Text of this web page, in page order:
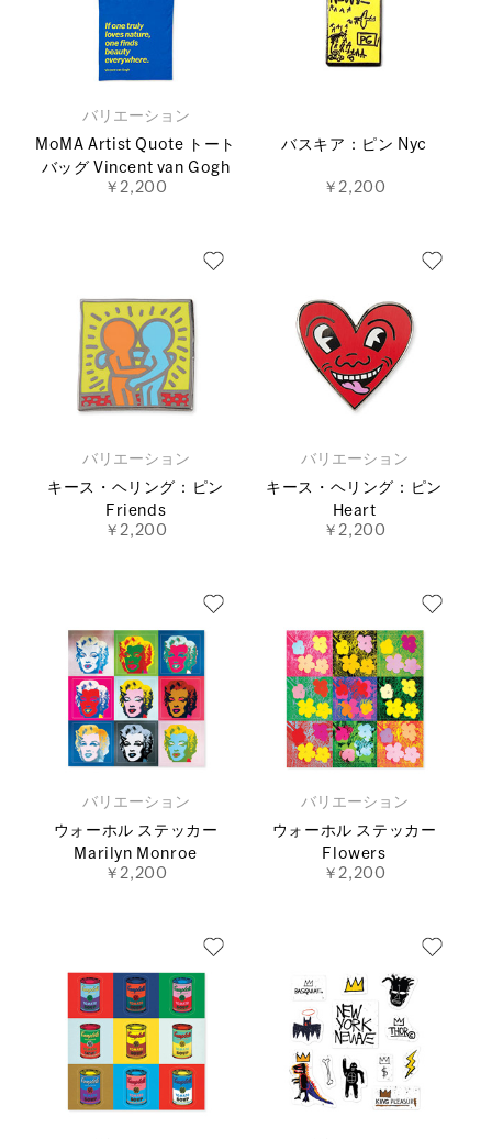
バリエーション
MoMA Artist Quote トート
バッグ Vincent van Gogh
￥2,200
バスキア：ピン Nyc
￥2,200
バリエーション
キース・ヘリング：ピン
Friends
￥2,200
バリエーション
キース・ヘリング：ピン
Heart
￥2,200
バリエーション
ウォーホル ステッカー
Marilyn Monroe
￥2,200
バリエーション
ウォーホル ステッカー
Flowers
￥2,200